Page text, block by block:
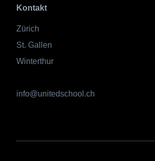
Kontakt
Zürich
St. Gallen
Winterthur
info@unitedschool.ch